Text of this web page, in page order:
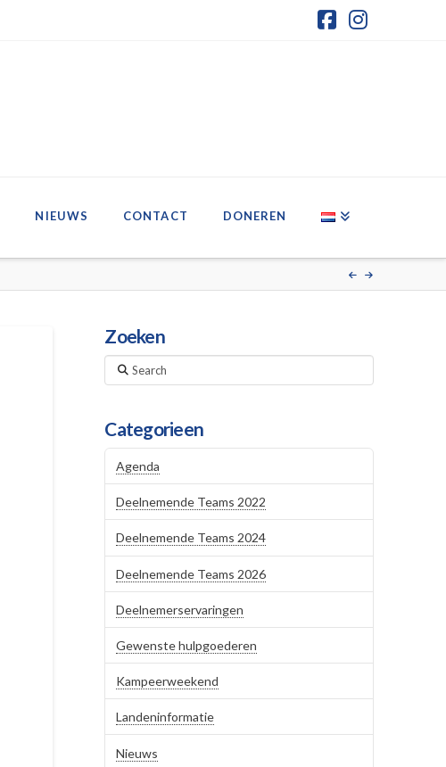
NIEUWS CONTACT DONEREN
Zoeken
Search
Categorieen
Agenda
Deelnemende Teams 2022
Deelnemende Teams 2024
Deelnemende Teams 2026
Deelnemerservaringen
Gewenste hulpgoederen
Kampeerweekend
Landeninformatie
Nieuws